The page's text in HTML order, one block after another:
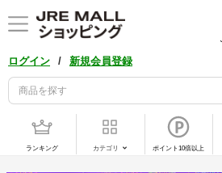
ログイン / 新規会員登録
ランキング カテゴリ ポイント10倍以上